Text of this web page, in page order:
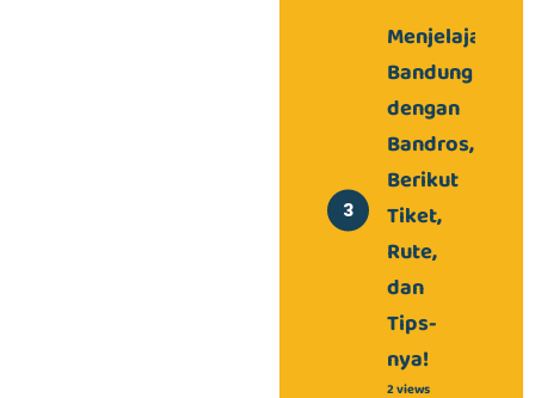
Menjelajahi
Bandung
dengan
Bandros,
Berikut
Tiket,
Rute,
dan
Tips-
nya!
2 views